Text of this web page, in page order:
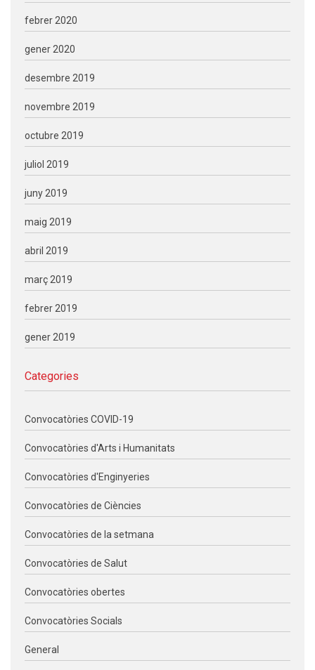
febrer 2020
gener 2020
desembre 2019
novembre 2019
octubre 2019
juliol 2019
juny 2019
maig 2019
abril 2019
març 2019
febrer 2019
gener 2019
Categories
Convocatòries COVID-19
Convocatòries d'Arts i Humanitats
Convocatòries d'Enginyeries
Convocatòries de Ciències
Convocatòries de la setmana
Convocatòries de Salut
Convocatòries obertes
Convocatòries Socials
General